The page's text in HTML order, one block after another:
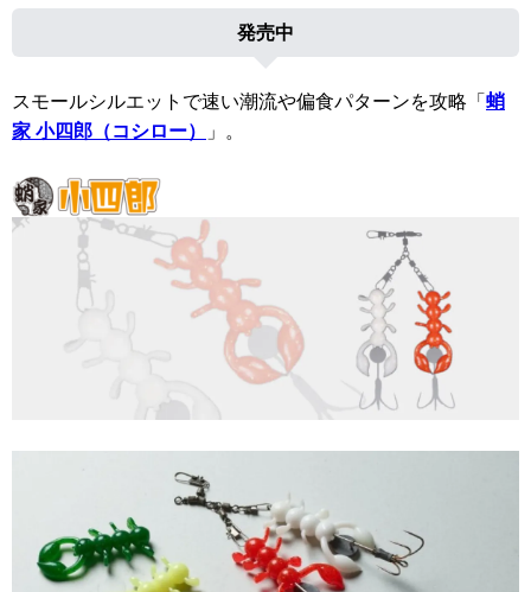
発売中
スモールシルエットで速い潮流や偏食パターンを攻略「 蛸
家 小四郎（コシロー）
」。